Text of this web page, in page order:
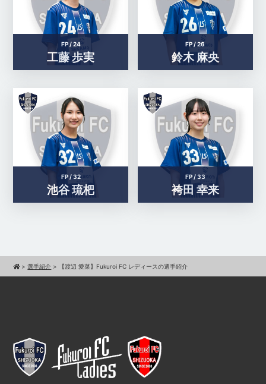
FP /24
工藤 歩実
FP /26
鈴木 麻央
FP /32
池谷 琉杷
FP /33
袴田 幸来
>選手紹介 > 【渡辺 愛菜】Fukuroi FC レディースの選手紹介